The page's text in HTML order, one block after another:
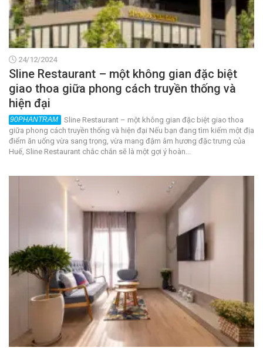
24/12/2024
Sline Restaurant – một không gian đặc biệt
giao thoa giữa phong cách truyền thống và
hiện đại
Sline Restaurant – một không gian đặc biệt giao thoa
giữa phong cách truyền thống và hiện đại Nếu bạn đang tìm kiếm một địa
điểm ăn uống vừa sang trọng, vừa mang đậm âm hương đặc trưng của
Huế, Sline Restaurant chắc chắn sẽ là một gợi ý hoàn...